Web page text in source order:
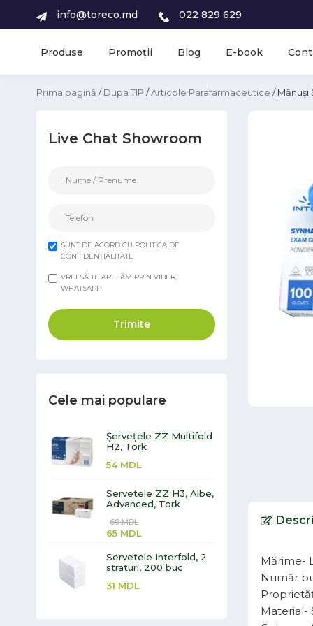
info@toreco.md 022 829 629
Produse Promoții Blog E-book
Prima pagină /Dupa TIP /Articole Parafarmaceutice / Mănuși
Live Chat Showroom
SUNT DE ACORD CU POLITICA DE
CONFIDENȚIALITATE
VREI SĂ TE APELĂM PRIN VIBER,
WHATSAPP
Trimite
Cele mai populare
Șervețele ZZ Multifold
H2, Tork
54 MDL
Servetele ZZ H3, Albe,
Advanced, Tork
69MDL
65 MDL
Servetele Interfold, 2
straturi, 200 buc
31 MDL
Mărime-
Număr
Material-